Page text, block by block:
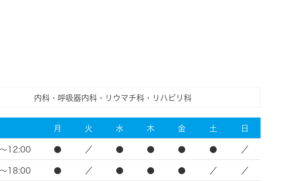
内科・呼吸器内科・リウマチ科・リハビリ科
月 火 水 木 金 土 日
12:00 ● ／ ● ● ● ● ／
18:00 ● ／ ● ● ● ／ ／